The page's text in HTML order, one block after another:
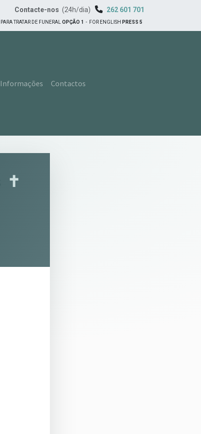
Contacte-nos (24h/dia) 262 601 701
PARA TRATAR DE FUNERAL OPÇÃO 1 - FOR ENGLISH PRESS 5
Informações Contactos
✝︎